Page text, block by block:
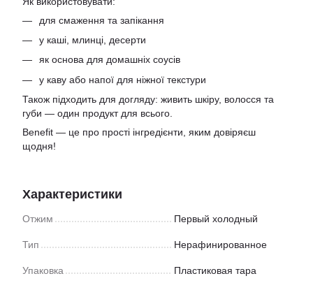
для смаження та запікання
у каші, млинці, десерти
як основа для домашніх соусів
у каву або напої для ніжної текстури
Також підходить для догляду: живить шкіру, волосся та
губи — один продукт для всього.
Benefit — це про прості інгредієнти, яким довіряєш
щодня!
Характеристики
Отжим Первый холодный
Тип Нерафинированное
Упаковка Пластиковая тара